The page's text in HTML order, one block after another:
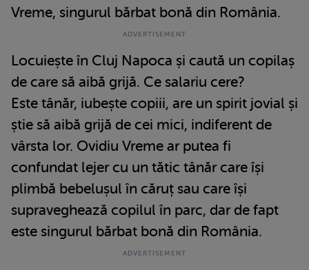
Vreme, singurul bărbat bonă din România.
Locuiește în Cluj Napoca și caută un copilaș
de care să aibă grijă. Ce salariu cere?
Este tânăr, iubește copiii, are un spirit jovial și
știe să aibă grijă de cei mici, indiferent de
vârsta lor. Ovidiu Vreme ar putea fi
confundat lejer cu un tătic tânăr care își
plimbă bebelușul în căruț sau care își
supraveghează copilul în parc, dar de fapt
este singurul bărbat bonă din România.